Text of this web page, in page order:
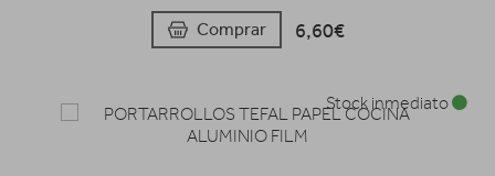
Comprar 6,60€
Stock inmediato